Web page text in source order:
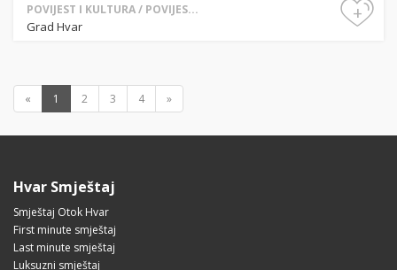
POVIJEST I KULTURA / POVIJES...
Grad Hvar
+
« 1 2 3 4 »
Hvar Smještaj
Smještaj Otok Hvar
First minute smještaj
Last minute smještaj
Luksuzni smještaj